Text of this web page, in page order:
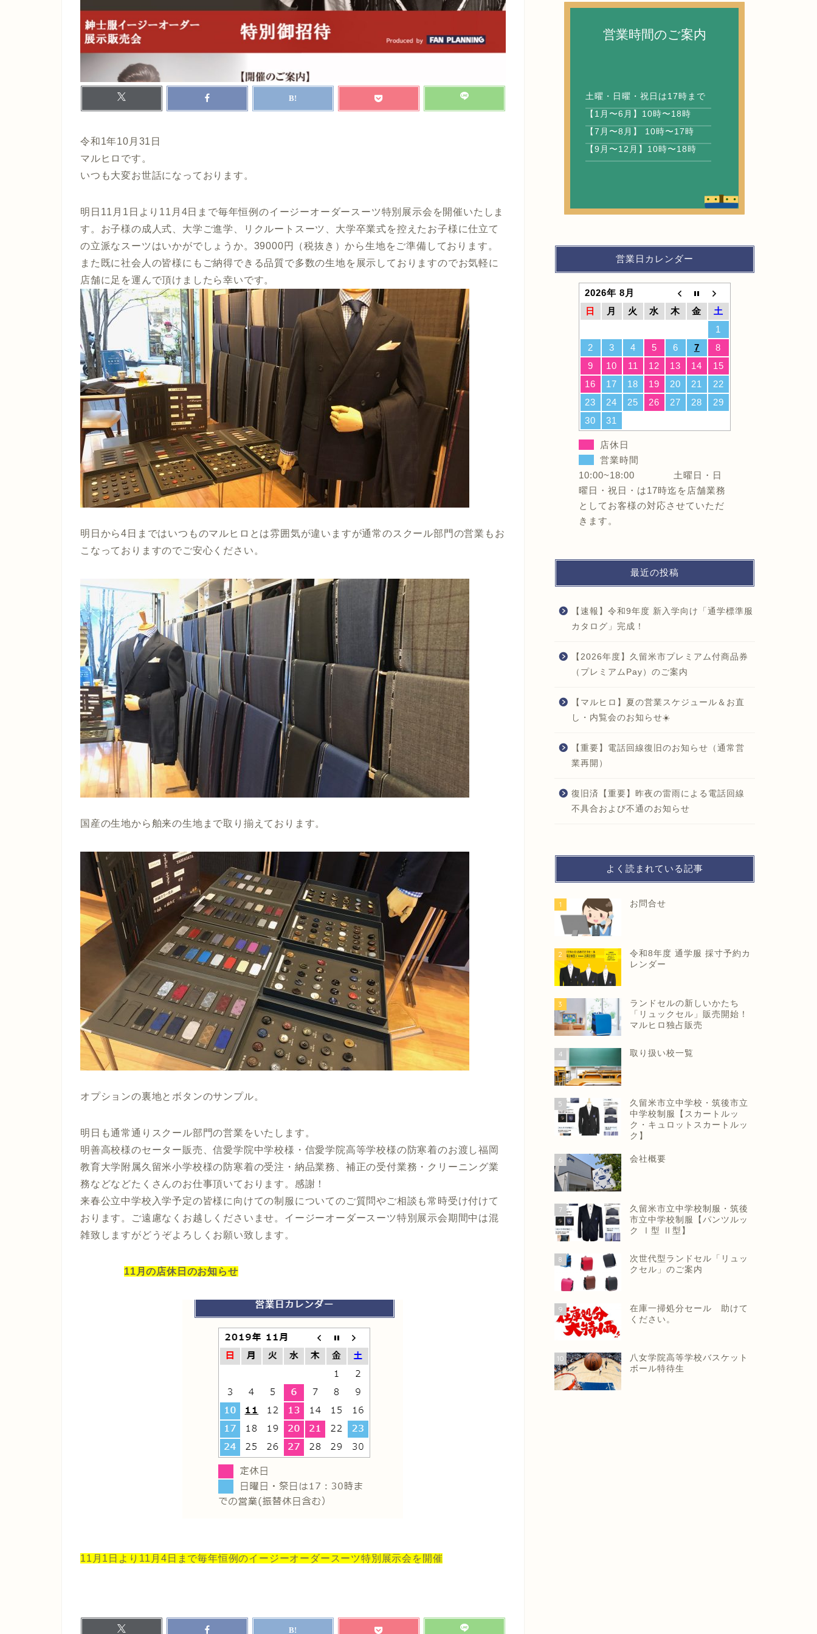
令和1年10月31日
マルヒロです。
いつも大変お世話になっております。
明日11月1日より11月4日まで毎年恒例のイージーオーダースーツ特別展示会を開催いたしま
す。お子様の成人式、大学ご進学、リクルートスーツ、大学卒業式を控えたお子様に仕立て
の立派なスーツはいかがでしょうか。39000円（税抜き）から生地をご準備しております。
また既に社会人の皆様にもご納得できる品質で多数の生地を展示しておりますのでお気軽に
店舗に足を運んで頂けましたら幸いです。
明日から4日まではいつものマルヒロとは雰囲気が違いますが通常のスクール部門の営業もお
こなっておりますのでご安心ください。
国産の生地から舶来の生地まで取り揃えております。
オプションの裏地とボタンのサンプル。
明日も通常通りスクール部門の営業をいたします。
明善高校様のセーター販売、信愛学院中学校様・信愛学院高等学校様の防寒着のお渡し福岡
教育大学附属久留米小学校様の防寒着の受注・納品業務、補正の受付業務・クリーニング業
務などなどたくさんのお仕事頂いております。感謝！
来春公立中学校入学予定の皆様に向けての制服についてのご質問やご相談も常時受け付けて
おります。ご遠慮なくお越しくださいませ。イージーオーダースーツ特別展示会期間中は混
雑致しますがどうぞよろしくお願い致します。
11月の店休日のお知らせ
11月1日より11 月4日まで毎年恒例のイージーオーダースーツ特別展示会を開催
営業時間のご案内
土曜・日曜・祝日は17時まで
【1月〜6月】10時〜18時
【7月〜8月】 10時〜17時
【9月〜12月】10時〜18時
営業日カレンダー
2026年 8月
日
月 火 水 木 金
土
1
2
3 4 5 6 7
8
9
10 11 12 13 14
15
16
17 18 19 20 21
22
23
24 25 26 27 28
29
30
31
店休日
営業時間
10:00~18:00 土曜日・日
曜日・祝日・は17時迄を店舗業務
としてお客様の対応させていただ
きます。
最近の投稿
【速報】令和9年度 新入学向け「通学標準服
カタログ」完成！
【2026年度】久留米市プレミアム付商品券
（プレミアムPay）のご案内
【マルヒロ】夏の営業スケジュール＆お直
し・内覧会のお知らせ☀️
【重要】電話回線復旧のお知らせ（通常営
業再開）
復旧済【重要】昨夜の雷雨による電話回線
不具合および不通のお知らせ
よく読まれている記事
1 お問合せ
2
令和8年度 通学服 採寸予約カ
レンダー
3
ランドセルの新しいかたち
「リュックセル」販売開始！
マルヒロ独占販売
4 取り扱い校一覧
5
久留米市立中学校・筑後市立
中学校制服【スカートルッ
ク・キュロットスカートルッ
ク】
6 会社概要
7
久留米市立中学校制服・筑後
市立中学校制服【パンツルッ
ク Ⅰ型 Ⅱ型】
8
次世代型ランドセル「リュッ
クセル」のご案内
9
在庫一掃処分セール 助けて
ください。
10
八女学院高等学校バスケット
ボール特待生